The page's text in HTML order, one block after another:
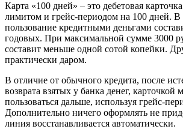
Карта «100 дней» – это дебетовая
лимитом и грейс-периодом на 100 дней. В
пользование кредитными деньгами
годовых. При максимальной сумме 3000
составит меньше одной сотой копейки.
практически даром.
В отличие от обычного кредита, после
возврата взятых у банка денег, карточкой
пользоваться дальше, используя грейс-
Дополнительно ничего оформлять не
линия восстанавливается автоматически.